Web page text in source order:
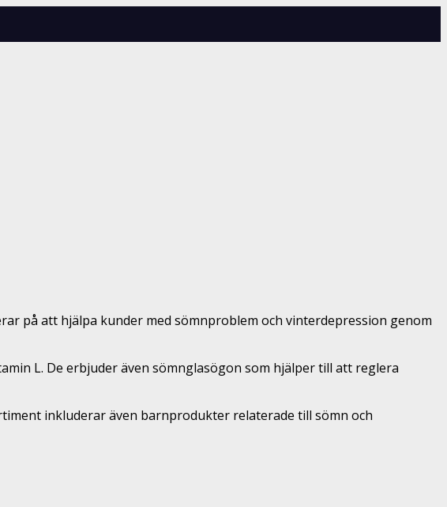
på att hjälpa kunder med sömnproblem och vinterdepression genom
L. De erbjuder även sömnglasögon som hjälper till att reglera
inkluderar även barnprodukter relaterade till sömn och